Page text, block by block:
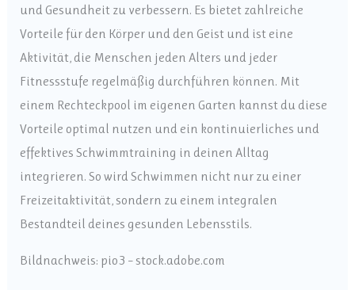
und Gesundheit zu verbessern. Es bietet zahlreiche
Vorteile für den Körper und den Geist und ist eine
Aktivität, die Menschen jeden Alters und jeder
Fitnessstufe regelmäßig durchführen können. Mit
einem Rechteckpool im eigenen Garten kannst du diese
Vorteile optimal nutzen und ein kontinuierliches und
effektives Schwimmtraining in deinen Alltag
integrieren. So wird Schwimmen nicht nur zu einer
Freizeitaktivität, sondern zu einem integralen
Bestandteil deines gesunden Lebensstils.
Bildnachweis: pio3 – stock.adobe.com